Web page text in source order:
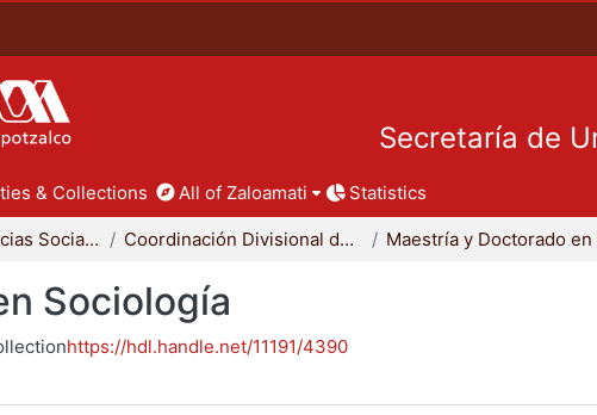
Secretaría de
& Collections All of Zaloamati Statistics
División de Ciencias Sociales y Humanidades Coordinación Divisional de Posgrado
Sociología
https://hdl.handle.net/11191/4390